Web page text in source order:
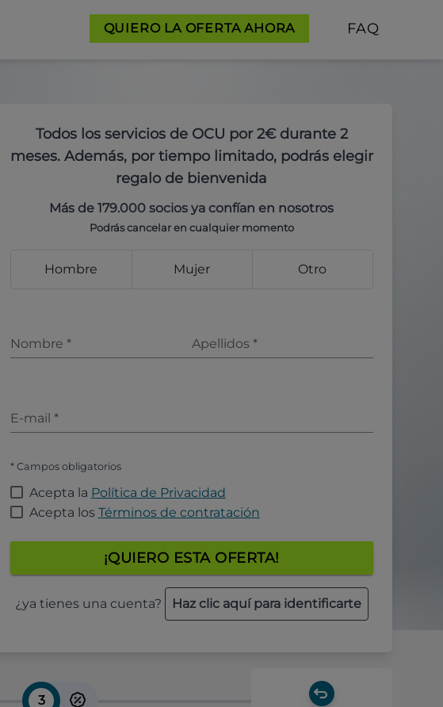
QUIERO LA OFERTA AHORA FAQ
Todos los servicios de OCU por 2€ durante 2
meses. Además, por tiempo limitado, podrás elegir
regalo de bienvenida
Más de 179.000 socios ya confían en nosotros
Podrás cancelar en cualquier momento
Hombre Mujer Otro
Nombre * Apellidos *
E-mail *
* Campos obligatorios
Acepta la Política de Privacidad
Acepta los Términos de contratación
¡QUIERO ESTA OFERTA!
¿ya tienes una cuenta? Haz clic aquí para identificarte
3